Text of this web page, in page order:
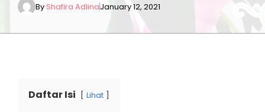
By Shafira AdlinaJanuary 12, 2021
Daftar Isi Lihat